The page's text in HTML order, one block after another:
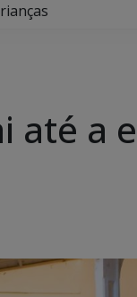
até a